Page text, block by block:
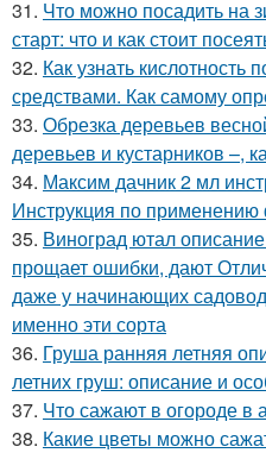
31. Что можно посадить на
старт: что и как стоит
32. Как узнать
средствами. Как самому
33. Обрезка деревьев
деревьев и кустарников –,
34. Максим дачник 2 мл
Инструкция по
35. Виноград ютал
прощает ошибки, дают
даже у начинающих
именно эти сорта
36. Груша ранняя летняя
летних груш: описание и
37. Что сажают в огороде в
38. Какие цветы можно